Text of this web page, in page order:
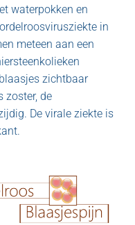
waterpokken en
in
meteen aan een
zichtbaar
zoster, de
De virale ziekte is